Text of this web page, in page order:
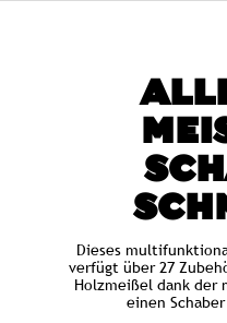
Dieses
verfügt über 27
Holzmeißel dank
einen